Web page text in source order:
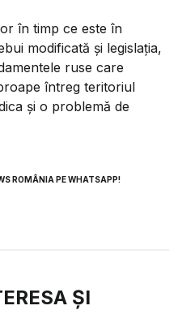
în timp ce este în
modificată şi legislaţia,
ruse care
întreg teritoriul
şi o problemă de
ROMÂNIA PE WHATSAPP!
ȘI